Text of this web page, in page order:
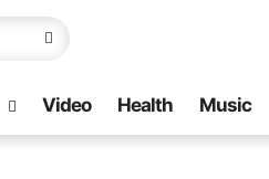
Video Health Music